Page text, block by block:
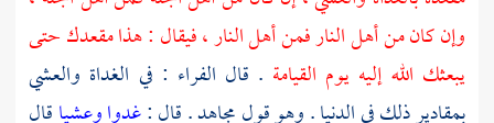
وإن كان من أهل النار فمن أهل النار ، فيقال : هذا مقعدك حتى
يبعثك الله إليه يوم القيامة . قال الفراء : في الغداة والعشي
بمقادير ذلك في الدنيا . وهو قولمجاهد. قال :غدوا وعشياقال